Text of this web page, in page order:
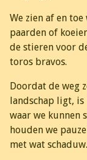
We zien af en
paarden of
de stieren voor
toros bravos.
Doordat de weg
landschap ligt,
waar we kunnen
houden we
met wat schaduw.